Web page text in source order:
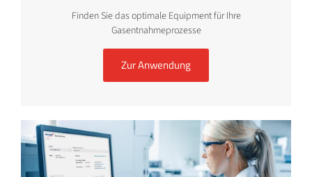
Finden Sie das optimale Equipment für Ihre
Gasentnahmeprozesse
Zur Anwendung